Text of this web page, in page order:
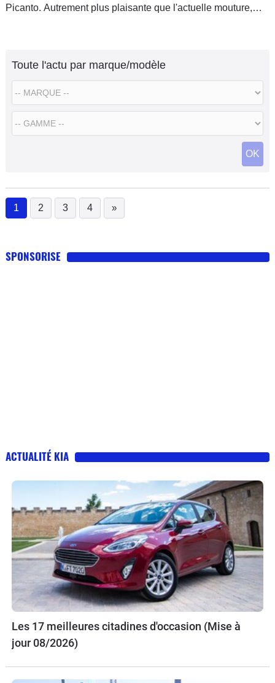
Picanto. Autrement plus plaisante que l'actuelle mouture,
Toute l'actu par marque/modèle
OK
1
(current)
2 3 4 »
SPONSORISE
ACTUALITÉ KIA
Les 17 meilleures citadines d'occasion (Mise à
jour 08/2026)